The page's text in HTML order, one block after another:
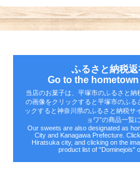
ふるさと納税
Go to the
当店のお菓子は、平塚市のふるさと
の画像をクリックすると平塚市のふる
ックすると神奈川県のふるさと納税サ
ョワ”の商品一覧
Our sweets are also designated as
City and Kanagawa Prefecture.
Hiratsuka city, and clicking on the
product list of "Dominejois"